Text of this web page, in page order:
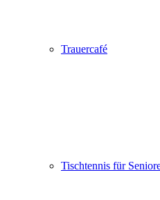
Trauercafé
Tischtennis für